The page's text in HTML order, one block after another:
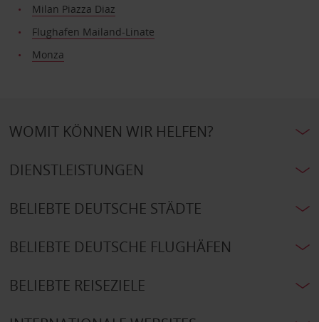
Milan Piazza Diaz
Flughafen Mailand-Linate
Monza
WOMIT KÖNNEN WIR HELFEN?
DIENSTLEISTUNGEN
BELIEBTE DEUTSCHE STÄDTE
BELIEBTE DEUTSCHE FLUGHÄFEN
BELIEBTE REISEZIELE